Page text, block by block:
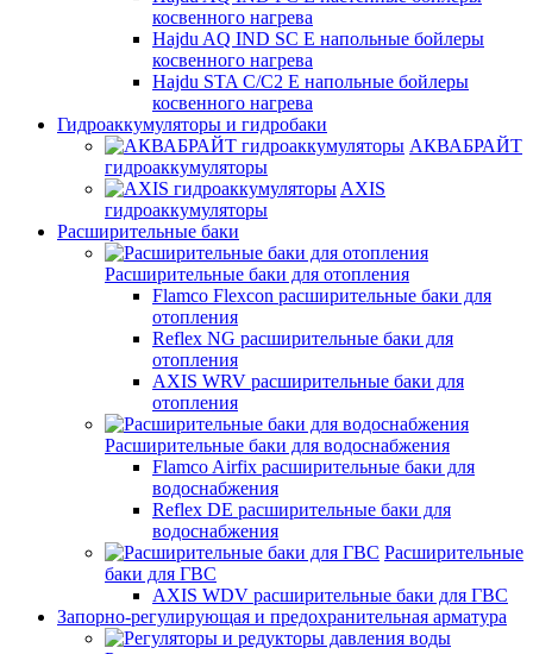
косвенного нагрева
Hajdu AQ IND SC E напольные бойлеры
косвенного нагрева
Hajdu STA C/C2 E напольные бойлеры
косвенного нагрева
Гидроаккумуляторы и гидробаки
АКВАБРАЙТ
гидроаккумуляторы
AXIS
гидроаккумуляторы
Расширительные баки
Расширительные баки для отопления
Flamco Flexcon расширительные баки для
отопления
Reflex NG расширительные баки для
отопления
AXIS WRV расширительные баки для
отопления
Расширительные баки для водоснабжения
Flamco Airfix расширительные баки для
водоснабжения
Reflex DЕ расширительные баки для
водоснабжения
Расширительные
баки для ГВС
AXIS WDV расширительные баки для ГВС
Запорно-регулирующая и предохранительная арматура